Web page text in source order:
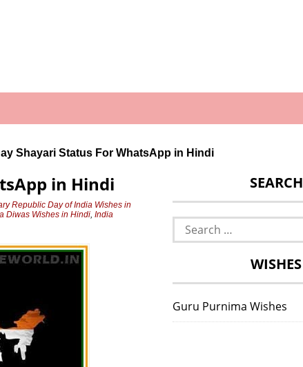
Shayari Status For WhatsApp in Hindi
in Hindi
Republic Day of India Wishes in
Diwas Wishes in Hindi, India
SEARCH
Search
for:
WISHES
Guru Purnima Wishes